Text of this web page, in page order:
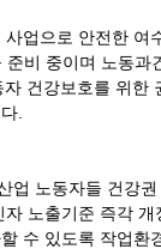
업으로 안전한 여
준비 중이며 노동과
자 건강보호를 위한
.
업 노동자들 건강
자 노출기준 즉각
수 있도록 작업환